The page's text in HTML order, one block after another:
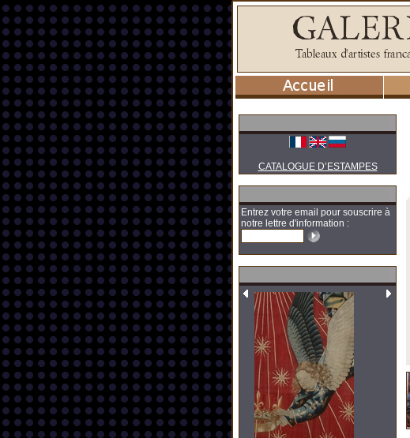
CATALOGUE D’ESTAMPES
Entrez votre email pour souscrire à
notre lettre d'information :